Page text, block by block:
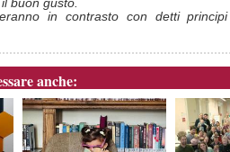
buon gusto.
in contrasto con detti
anche: